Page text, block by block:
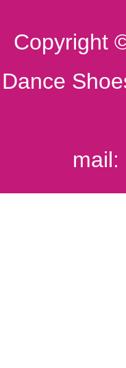
Copyright